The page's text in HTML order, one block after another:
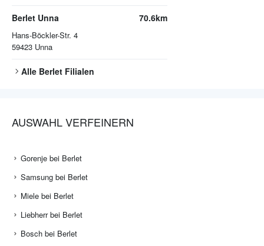
Berlet Unna
Hans-Böckler-Str. 4
59423 Unna
70.6km
Alle Berlet Filialen
AUSWAHL VERFEINERN
Gorenje bei Berlet
Samsung bei Berlet
Miele bei Berlet
Liebherr bei Berlet
Bosch bei Berlet